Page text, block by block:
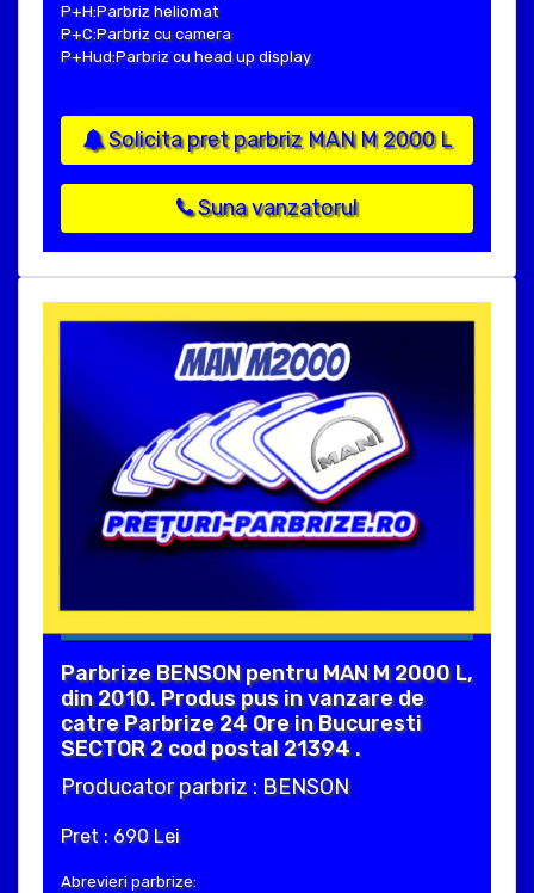
P+H:Parbriz heliomat
P+C:Parbriz cu camera
P+Hud:Parbriz cu head up display
Solicita pret parbriz MAN M 2000 L
Suna vanzatorul
Parbrize BENSON pentru MAN M 2000 L,
din 2010. Produs pus in vanzare de
catre Parbrize 24 Ore in Bucuresti
SECTOR 2 cod postal 21394 .
Producator parbriz : BENSON
Pret : 690 Lei
Abrevieri parbrize: